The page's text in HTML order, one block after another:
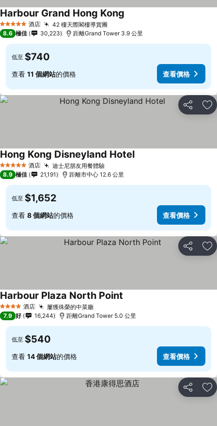
5 星級 酒店 42 樓天際閣樓導賞團
Harbour Grand Hong Kong
8.6 極佳 30,223 距離Grand Tower 3.9 公里
低至 $740
查看 11 個網站的價格 查看價格
分享 放
5 星級 酒店 迪士尼朋友用餐體驗查看價格
Hong Kong Disneyland Hotel查看價格
8.9 極佳 21,191 距離市中心 12.6 公里
低至 $1,652
查看 8 個網站的價格 查看價格
分享 放
4 星級 酒店 屢獲殊榮的中菜廳查看價格
Harbour Plaza North Point
7.9 好 16,244 距離Grand Tower 5.0 公里
低至 $540
查看 14 個網站的價格 查看價格
分享 放